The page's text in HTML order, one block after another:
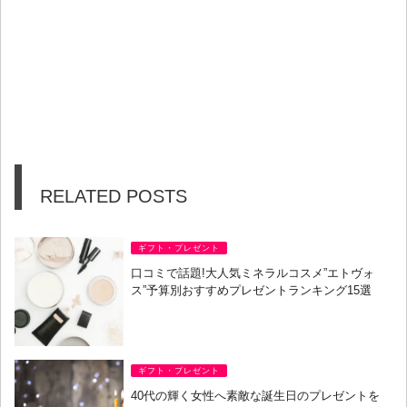
RELATED POSTS
ギフト・プレゼント
口コミで話題!大人気ミネラルコスメ”エトヴォ
ス”予算別おすすめプレゼントランキング15選
ギフト・プレゼント
40代の輝く女性へ素敵な誕生日のプレゼントを